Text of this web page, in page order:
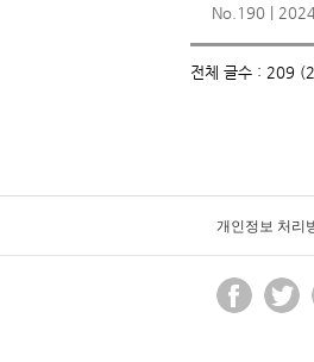
No.190
전체 글수 : 209
개인정보 처리